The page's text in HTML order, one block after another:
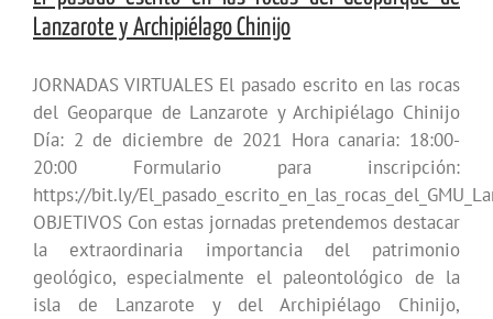
Lanzarote y Archipiélago Chinijo
JORNADAS VIRTUALES El pasado escrito en las rocas
del Geoparque de Lanzarote y Archipiélago Chinijo
Día: 2 de diciembre de 2021 Hora canaria: 18:00-
20:00 Formulario para inscripción:
https://bit.ly/
OBJETIVOS Con estas jornadas pretendemos destacar
la extraordinaria importancia del patrimonio
geológico, especialmente el paleontológico de la
isla de Lanzarote y del Archipiélago Chinijo,